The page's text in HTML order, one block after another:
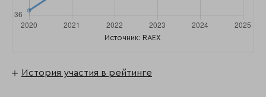
Источник: RAEX
История участия в рейтинге